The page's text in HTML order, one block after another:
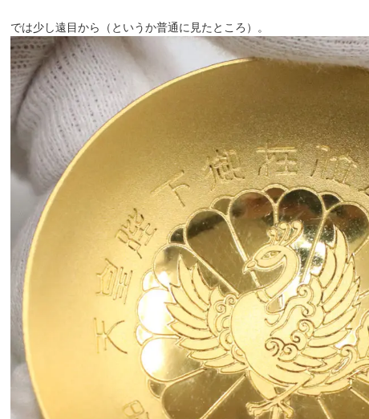
では少し遠目から（というか普通に見たところ）。